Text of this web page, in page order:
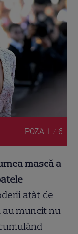
POZA 1 / 6
mască a
atât de
au muncit nu